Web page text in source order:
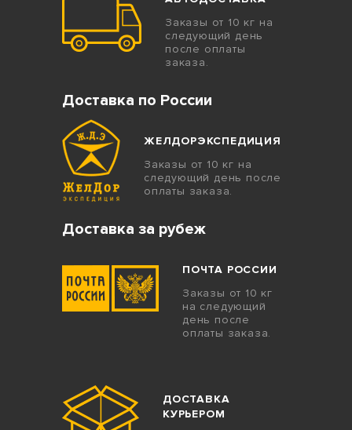
Заказы от 10 кг на
следующий день
после оплаты
заказа.
Доставка по России
ЖЕЛДОРЭКСПЕДИЦИЯ
Заказы от 10 кг на
следующий день после
оплаты заказа.
Доставка за рубеж
ПОЧТА РОССИИ
Заказы от 10 кг
на следующий
день после
оплаты заказа.
ДОСТАВКА
КУРЬЕРОМ